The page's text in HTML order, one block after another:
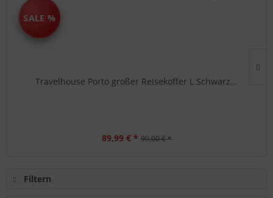
SALE %
Travelhouse Porto großer Reisekoffer L Schwarz...
89,99 € * 99,00 € *
Filtern